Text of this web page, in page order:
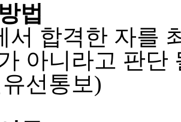
법
서 합격한 자를
아니라고 판단
선통보)